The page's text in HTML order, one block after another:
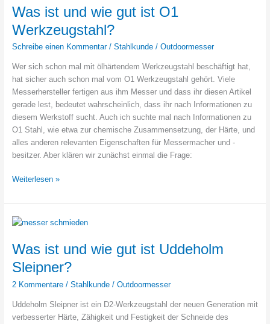
Was ist und wie gut ist O1
Werkzeugstahl?
Schreibe einen Kommentar / Stahlkunde/ Outdoormesser
Wer sich schon mal mit ölhärtendem Werkzeugstahl beschäftigt hat,
hat sicher auch schon mal vom O1 Werkzeugstahl gehört. Viele
Messerhersteller fertigen aus ihm Messer und dass ihr diesen Artikel
gerade lest, bedeutet wahrscheinlich, dass ihr nach Informationen zu
diesem Werkstoff sucht. Auch ich suchte mal nach Informationen zu
O1 Stahl, wie etwa zur chemische Zusammensetzung, der Härte, und
alles anderen relevanten Eigenschaften für Messermacher und -
besitzer. Aber klären wir zunächst einmal die Frage:
Was
und
wie
ist
O1
Werkzeugstahl?
Weiterlesen »
Was ist und wie gut ist Uddeholm
Sleipner?
2 Kommentare / Stahlkunde/ Outdoormesser
Uddeholm Sleipner ist ein D2-Werkzeugstahl der neuen Generation mit
verbesserter Härte, Zähigkeit und Festigkeit der Schneide des